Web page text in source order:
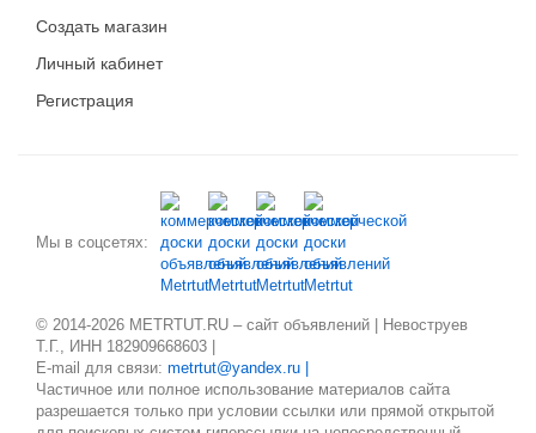
Создать магазин
Личный кабинет
Регистрация
Мы в соцсетях:
© 2014-2026 METRTUT.RU – сайт объявлений | Невоструев
Т.Г., ИНН 182909668603 |
E-mail для связи: metrtut@yandex.ru |
Частичное или полное использование материалов сайта
разрешается только при условии ссылки или прямой открытой